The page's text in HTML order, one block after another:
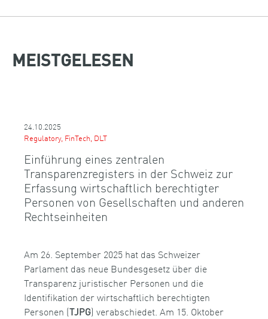
MEISTGELESEN
24.10.2025
Regulatory, FinTech, DLT
Einführung eines zentralen
Transparenzregisters in der Schweiz zur
Erfassung wirtschaftlich berechtigter
Personen von Gesellschaften und anderen
Rechtseinheiten
Am 26. September 2025 hat das Schweizer
Parlament das neue Bundesgesetz über die
Transparenz juristischer Personen und die
Identifikation der wirtschaftlich berechtigten
Personen ( TJPG) verabschiedet. Am 15. Oktober